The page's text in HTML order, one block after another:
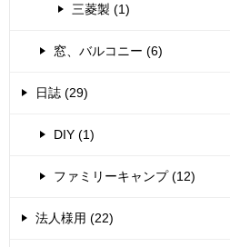
三菱製 (1)
窓、バルコニー (6)
日誌 (29)
DIY (1)
ファミリーキャンプ (12)
法人様用 (22)